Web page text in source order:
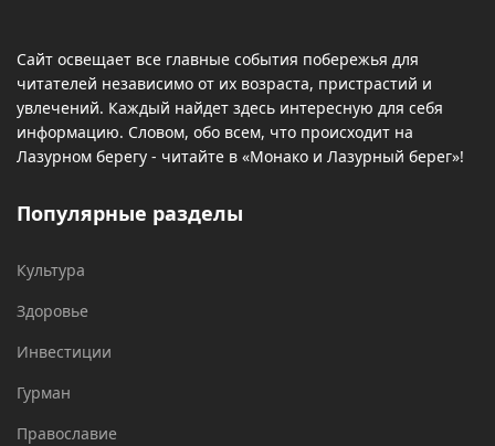
Сайт освещает все главные события побережья для
читателей независимо от их возраста, пристрастий и
увлечений. Каждый найдет здесь интересную для себя
информацию. Словом, обо всем, что происходит на
Лазурном берегу - читайте в «Монако и Лазурный берег»!
Популярные разделы
Культура
Здоровье
Инвестиции
Гурман
Православие